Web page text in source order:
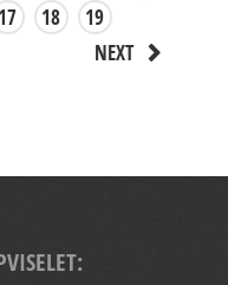
17 18
19
NEXT